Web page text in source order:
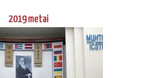
2019 metai